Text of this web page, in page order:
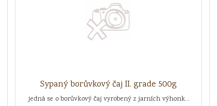
Sypaný borůvkový čaj II. grade 500g
jedná se o borůvkový čaj vyrobený z jarních výhonk...